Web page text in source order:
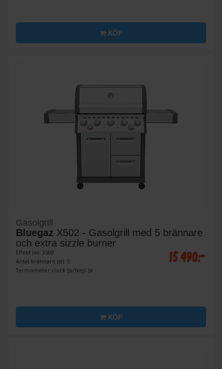
KÖP
Gasolgrill
Bluegaz X502 - Gasolgrill med 5 brännare
och extra sizzle burner
Effekt (w): 3500
Antal brännare (st): 5
Termometer i lock (Ja/Nej): Ja
15 490:-
KÖP